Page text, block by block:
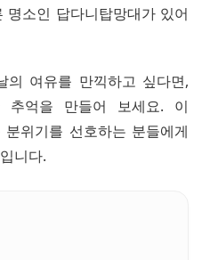
소인 답다니탑망대가 있어
의 여유를 만끽하고 싶다면,
추억을 만들어 보세요. 이
위기를 선호하는 분들에게
니다.